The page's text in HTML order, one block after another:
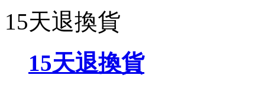
15天退換貨
15天退換貨